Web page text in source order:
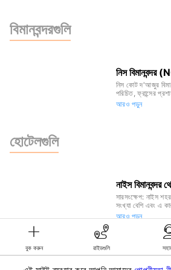
বুক করুন রাইডগুলি
বিমানবন্দরগুলি
নিস বিমানবন্দর
নিস কোট দ'আজুর
পরিচিত, ফ্রান্সের
আরও পড়ুন
হোটেলগুলি
নাইস বিমানবন্দর
সারসংক্ষেপ: নাইস
সংখ্যা বেশি এবং এ
আরও পড়ুন
©KG GLOBAL LIMITED. GetTransfer® is